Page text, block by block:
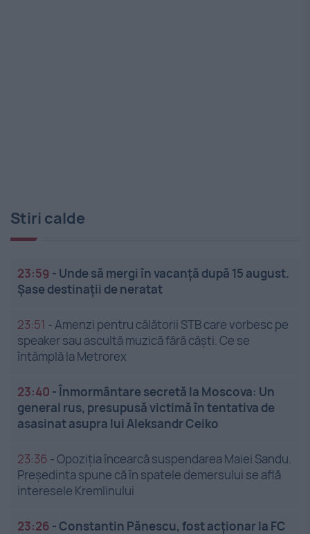
Stiri calde
23:59 - Unde să mergi în vacanță după 15 august.
Șase destinații de neratat
23:51 -Amenzi pentru călătorii STB care vorbesc pe
speaker sau ascultă muzică fără căști. Ce se
întâmplă la Metrorex
23:40 -Înmormântare secretă la Moscova: Un
general rus, presupusă victimă în tentativa de
asasinat asupra lui Aleksandr Ceiko
23:36 -Opoziția încearcă suspendarea Maiei Sandu.
Președinta spune că în spatele demersului se află
interesele Kremlinului
23:26 -Constantin Pănescu, fost acționar la FC